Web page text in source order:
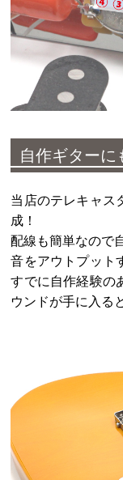
自作ギターに
当店のテレキャス
成！
配線も簡単なので
音をアウトプット
すでに自作経験の
ウンドが手に入る